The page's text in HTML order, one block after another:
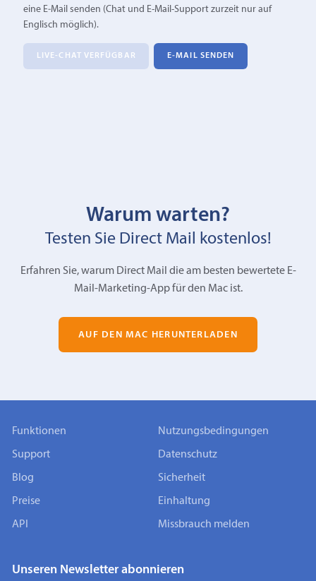
eine E‑Mail senden (Chat und E-Mail-Support zurzeit nur auf
Englisch möglich).
LIVE-CHAT VERFÜGBAR E‑MAIL SENDEN
Warum warten?
Testen Sie Direct Mail kostenlos!
Erfahren Sie, warum Direct Mail die am besten bewertete E-
Mail-Marketing-App für den Mac ist.
AUF DEN MAC HERUNTERLADEN
Funktionen
Support
Blog
Preise
API
Nutzungsbedingungen
Datenschutz
Sicherheit
Einhaltung
Missbrauch melden
Unseren Newsletter abonnieren